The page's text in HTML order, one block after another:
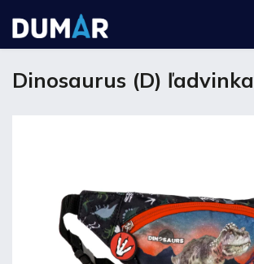
Dinosaurus (D) ľadvinka